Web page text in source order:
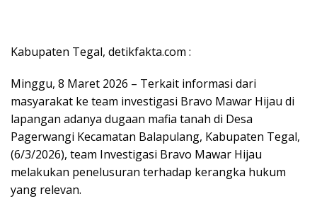
Kabupaten Tegal, detikfakta.com :
Minggu, 8 Maret 2026 – Terkait informasi dari
masyarakat ke team investigasi Bravo Mawar Hijau di
lapangan adanya dugaan mafia tanah di Desa
Pagerwangi Kecamatan Balapulang, Kabupaten Tegal,
(6/3/2026), team Investigasi Bravo Mawar Hijau
melakukan penelusuran terhadap kerangka hukum
yang relevan.